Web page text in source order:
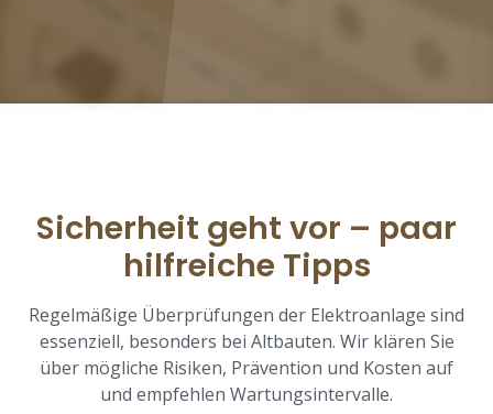
Sicherheit geht vor – paar
hilfreiche Tipps
Regelmäßige Überprüfungen der Elektroanlage sind
essenziell, besonders bei Altbauten. Wir klären Sie
über mögliche Risiken, Prävention und Kosten auf
und empfehlen Wartungsintervalle.